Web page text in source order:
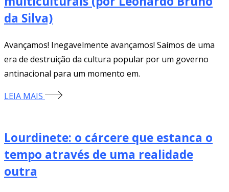
da Silva)
Avançamos! Inegavelmente avançamos! Saímos de uma
era de destruição da cultura popular por um governo
antinacional para um momento em.
LEIA MAIS
Lourdinete: o cárcere que estanca o
tempo através de uma realidade
outra